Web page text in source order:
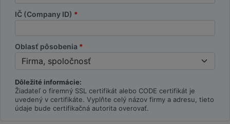
IČ (Company ID)
Oblasť pôsobenia
Dôležité informácie:
Žiadateľ o firemný SSL certifikát alebo CODE certifikát je
uvedený v certifikáte. Vyplňte celý názov firmy a adresu, tieto
údaje bude certifikačná autorita overovať.